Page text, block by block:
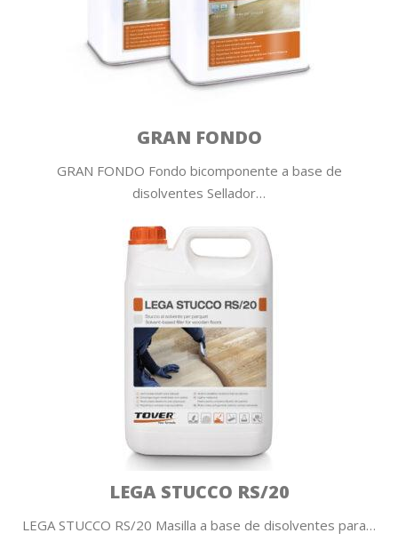
GRAN FONDO
GRAN FONDO Fondo bicomponente a base de
disolventes Sellador…
LEGA STUCCO RS/20
LEGA STUCCO RS/20 Masilla a base de disolventes para…